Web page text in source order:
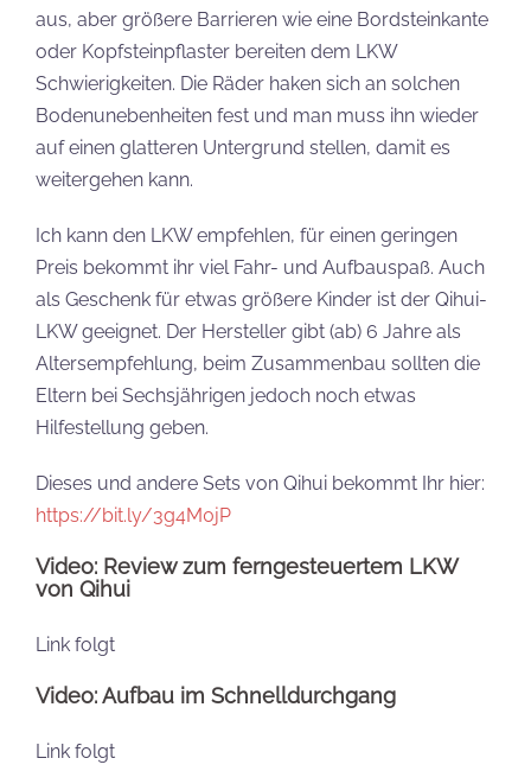
aus, aber größere Barrieren wie eine Bordsteinkante
oder Kopfsteinpflaster bereiten dem LKW
Schwierigkeiten. Die Räder haken sich an solchen
Bodenunebenheiten fest und man muss ihn wieder
auf einen glatteren Untergrund stellen, damit es
weitergehen kann.
Ich kann den LKW empfehlen, für einen geringen
Preis bekommt ihr viel Fahr- und Aufbauspaß. Auch
als Geschenk für etwas größere Kinder ist der Qihui-
LKW geeignet. Der Hersteller gibt (ab) 6 Jahre als
Altersempfehlung, beim Zusammenbau sollten die
Eltern bei Sechsjährigen jedoch noch etwas
Hilfestellung geben.
Dieses und andere Sets von Qihui bekommt Ihr hier:
https://bit.ly/3g4M0jP
Video: Review zum ferngesteuertem LKW
von Qihui
Link folgt
Video: Aufbau im Schnelldurchgang
Link folgt